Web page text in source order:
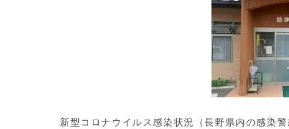
新型コロナウイルス感染状況（長野県内の感染